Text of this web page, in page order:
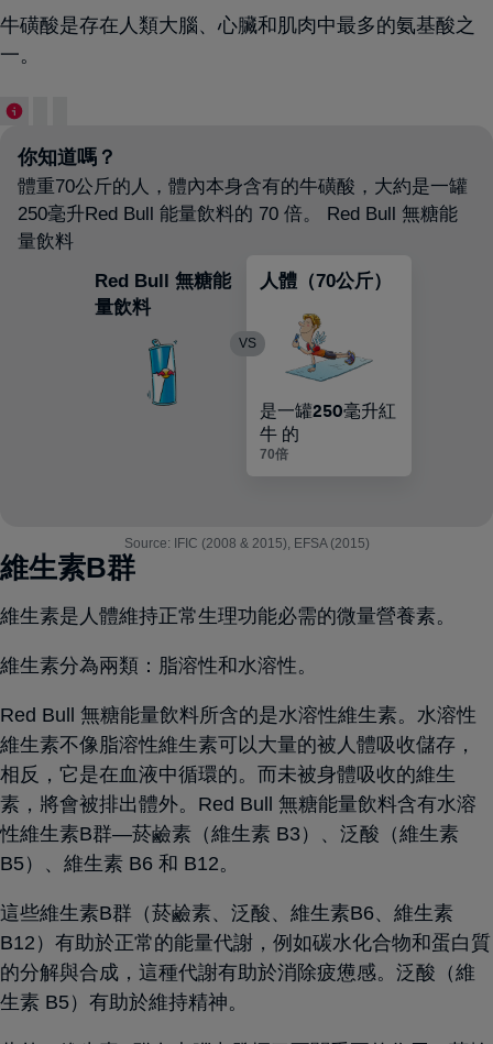
牛磺酸是存在人類大腦、心臟和肌肉中最多的氨基酸之
一。
你知道嗎？
體重70公斤的人，體內本身含有的牛磺酸，大約是一罐
250毫升Red Bull 能量飲料的 70 倍。 Red Bull 無糖能
量飲料
Red Bull 無糖能
量飲料
人體（70公斤）
是一罐250毫升紅
牛 的
70倍
VS
Source: IFIC (2008 & 2015), EFSA (2015)
維生素B群
維生素是人體維持正常生理功能必需的微量營養素。
維生素分為兩類：脂溶性和水溶性。
Red Bull 無糖能量飲料所含的是水溶性維生素。水溶性
維生素不像脂溶性維生素可以大量的被人體吸收儲存，
相反，它是在血液中循環的。而未被身體吸收的維生
素，將會被排出體外。Red Bull 無糖能量飲料含有水溶
性維生素B群—菸鹼素（維生素 B3）、泛酸（維生素
B5）、維生素 B6 和 B12。
這些維生素B群（菸鹼素、泛酸、維生素B6、維生素
B12）有助於正常的能量代謝，例如碳水化合物和蛋白質
的分解與合成，這種代謝有助於消除疲憊感。泛酸（維
生素 B5）有助於維持精神。